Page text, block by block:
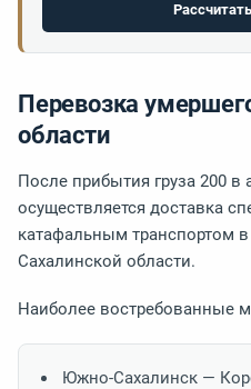
Перевозка
области
После прибытия груза 200
осуществляется доставка
катафальным транспортом
Сахалинской области.
Наиболее востребованные
Южно-Сахалинск —